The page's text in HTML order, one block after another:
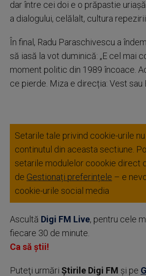
dar între cei doi e o prăpastie
a dialogului, celălalt, cultura
În final, Radu Paraschivescu a
să iasă la vot duminică: „E cel mai
moment politic din 1989 încoace.
ce pierde. Miza e direcția: Vest sau
Setarile tale privind cookie-urile
continutul din aceasta sectiune.
setarile modulelor coookie direct
de Gestionați preferințele – e
cookie-urile social media
Ascultă Digi FM Live, pentru cele
fiecare 30 de minute.
Ca să știi!
Puteţi urmări Știrile Digi FM şi pe